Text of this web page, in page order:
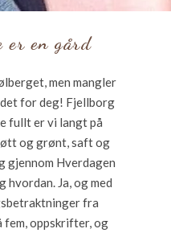
er en gård
men mangler
for deg! Fjellborg
fullt er vi langt på
og grønt, saft og
gjennom Hverdagen
hvordan. Ja, og med
fra
fem, oppskrifter, og